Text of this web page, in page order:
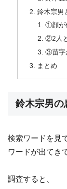
鈴木宗男
①顔が
②2人
③苗字
まとめ
鈴木宗男の
検索ワードを見
ワードが出てき
調査すると、